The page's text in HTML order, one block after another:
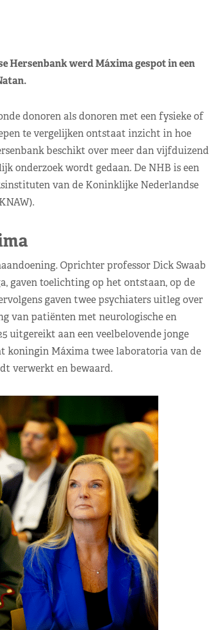
Hersenbank werd Máxima gespot in een
donoren als donoren met een fysieke of
te vergelijken ontstaat inzicht in hoe
beschikt over meer dan vijfduizend
onderzoek wordt gedaan. De NHB is een
van de Koninklijke Nederlandse
Oprichter professor Dick Swaab
gaven toelichting op het ontstaan, op de
gaven twee psychiaters uitleg over
van patiënten met neurologische en
uitgereikt aan een veelbelovende jonge
koningin Máxima twee laboratoria van de
verwerkt en bewaard.